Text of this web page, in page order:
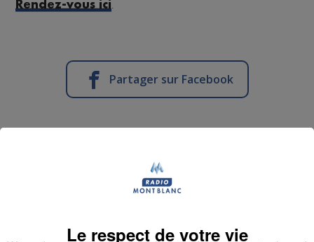
Rendez-vous ici.
Partager sur Facebook
Le respect de votre vie